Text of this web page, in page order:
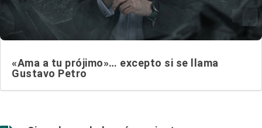
«Ama a tu prójimo»… excepto si se llama
Gustavo Petro